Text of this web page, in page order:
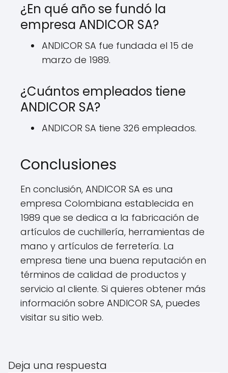
¿En qué año se fundó la
empresa ANDICOR SA?
ANDICOR SA fue fundada el 15 de
marzo de 1989.
¿Cuántos empleados tiene
ANDICOR SA?
ANDICOR SA tiene 326 empleados.
Conclusiones
En conclusión, ANDICOR SA es una
empresa Colombiana establecida en
1989 que se dedica a la fabricación de
artículos de cuchillería, herramientas de
mano y artículos de ferretería. La
empresa tiene una buena reputación en
términos de calidad de productos y
servicio al cliente. Si quieres obtener más
información sobre ANDICOR SA, puedes
visitar su sitio web.
Deja una respuesta